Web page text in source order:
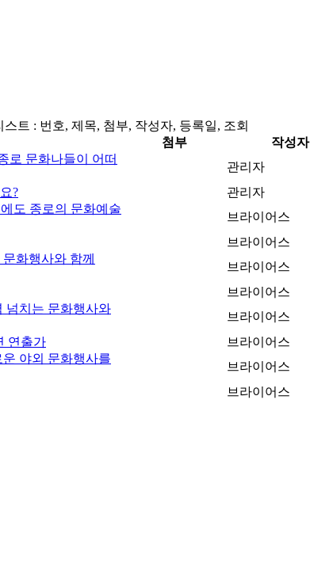
스트 : 번호, 제목, 첨부, 작성자, 등록일, 조회
첨부 작성자
로 문화나들이 어떠
관리자
? 관리자
도 종로의 문화예술
브라이어스
브라이어스
화행사와 함께
브라이어스
브라이어스
넘치는 문화행사와
브라이어스
연출가 브라이어스
야외 문화행사를
브라이어스
브라이어스